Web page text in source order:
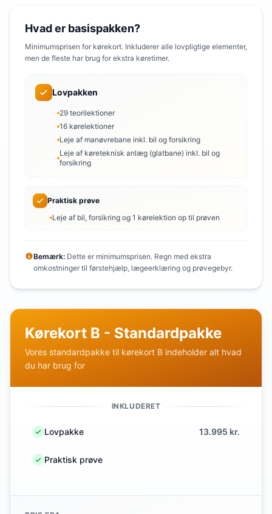
Hvad er basispakken?
Minimumsprisen for kørekort. Inkluderer alle lovpligtige elementer,
men de fleste har brug for ekstra køretimer.
Lovpakken
29 teorilektioner
16 kørelektioner
Leje af manøvrebane inkl. bil og forsikring
Leje af køreteknisk anlæg (glatbane) inkl. bil og
forsikring
Praktisk prøve
Leje af bil, forsikring og 1 kørelektion op til prøven
Bemærk: Dette er minimumsprisen. Regn med ekstra
omkostninger til førstehjælp, lægeerklæring og prøvegebyr.
Kørekort B - Standardpakke
Vores standardpakke til kørekort B indeholder alt hvad
du har brug for
INKLUDERET
Lovpakke 13.995 kr.
Praktisk prøve